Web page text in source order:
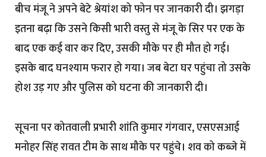
बीच मंजू ने अपने बेटे श्रेयांश को फोन पर जानकारी दी। झगड़ा
इतना बढ़ा कि उसने किसी भारी वस्तु से मंजू के सिर पर एक के
बाद एक कई वार कर दिए, उसकी मौके पर ही मौत हो गई।
इसके बाद घनश्याम फरार हो गया। जब बेटा घर पहुंचा तो उसके
होश उड़ गए और पुलिस को घटना की जानकारी दी।
सूचना पर कोतवाली प्रभारी शांति कुमार गंगवार, एसएसआई
मनोहर सिंह रावत टीम के साथ मौके पर पहुंचे। शव को कब्जे में